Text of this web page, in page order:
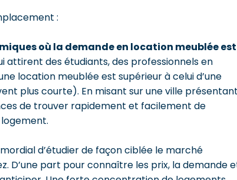
:
où la demande en location meublée est
attirent des étudiants, des professionnels en
location meublée est supérieur à celui d’une
plus courte). En misant sur une ville
de trouver rapidement et facilement de
d’étudier de façon ciblée le marché
D’une part pour connaître les prix, la demande